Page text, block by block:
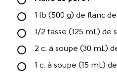
1 lb (500 g) de flanc
1/2 tasse (125 mL) de
2 c. à soupe (30 mL)
1 c. à soupe (15 mL)